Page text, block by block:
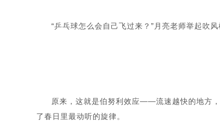
“乒乓球怎么会自己飞过来？”月亮老师举起吹
原来，这就是伯努利效应——流速越快的地方
了春日里最动听的旋律。